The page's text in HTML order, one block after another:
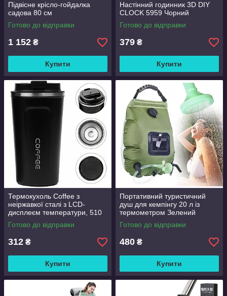
Підвісне крісло-гойдалка
садова 80 см
Готово до відправки
1 152 ₴
Купити
Настінний годинник 3D DIY
CLOCK 5959 Чорний
Готово до відправки
379 ₴
Купити
Термокухоль Coffee з
неіржавкої сталі з LCD-
дисплеєм температури, 510
мл Чорний
Готово до відправки
312 ₴
Купити
Портативний туристичний
душ для кемпінгу 20 л із
термометром Зелений
Готово до відправки
480 ₴
Купити